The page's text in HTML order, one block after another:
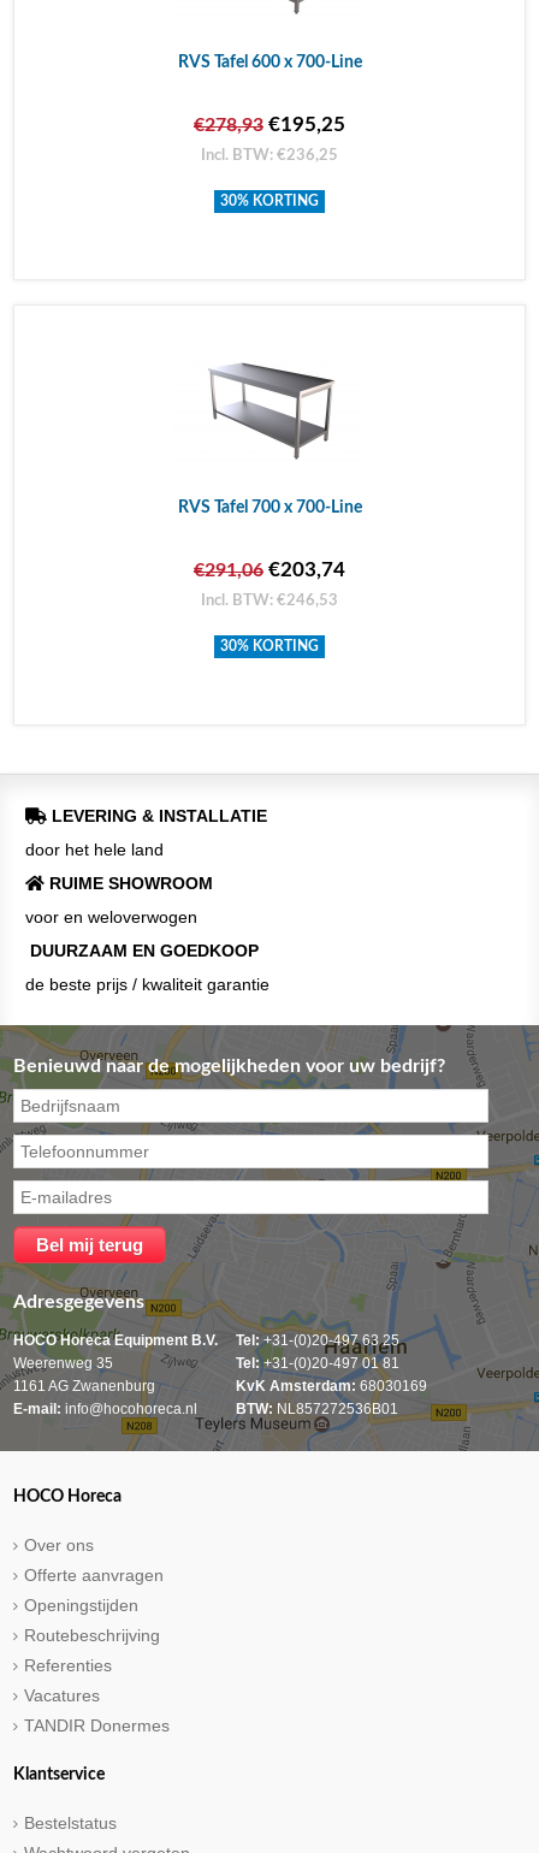
RVS Tafel 600 x 700-Line
€278,93 €195,25
Incl. BTW: €236,25
30% KORTING
RVS Tafel 700 x 700-Line
€291,06 €203,74
Incl. BTW: €246,53
30% KORTING
LEVERING & INSTALLATIE
door het hele land
RUIME SHOWROOM
voor en weloverwogen
DUURZAAM EN GOEDKOOP
de beste prijs / kwaliteit garantie
Benieuwd naar de mogelijkheden voor uw bedrijf?
Adresgegevens
HOCO Horeca Equipment B.V.
Weerenweg 35
1161 AG Zwanenburg
E-mail: info@hocohoreca.nl
Tel: +31-(0)20-497 63 25
Tel:+31-(0)20-497 01 81
KvK Amsterdam: 68030169
BTW: NL857272536B01
HOCO Horeca
Over ons
Offerte aanvragen
Openingstijden
Routebeschrijving
Referenties
Vacatures
TANDIR Donermes
Klantservice
Bestelstatus